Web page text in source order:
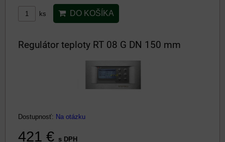
ks DO KOŠÍKA
Regulátor teploty RT 08 G DN 150 mm
Dostupnosť: Na otázku
421 € s DPH